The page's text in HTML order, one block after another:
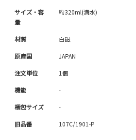
サイズ・容
量
約320ml(満水)
材質 白磁
原産国 JAPAN
注文単位 1個
機能 -
梱包サイズ -
旧品番 107C/1901-P